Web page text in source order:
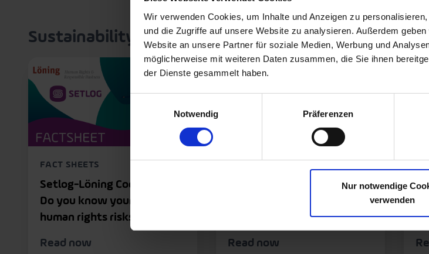
Wir verwenden Cookies, um Inhalte und Anzeigen zu
und die Zugriffe auf unsere Website zu analysieren. Außerdem
Website an unsere Partner für soziale Medien, Werbung und
möglicherweise mit weiteren Daten zusammen, die Sie ihnen
der Dienste gesammelt haben.
Notwendig
Präferenzen
Nur notwendige
verwenden
Sustainability
FACT SHEETS
Setlog-Löning Cooperation:
Do you know your suppliers’
human rights risks?
Read now
Setlog OSCA CSR Fact Sheet
Read now